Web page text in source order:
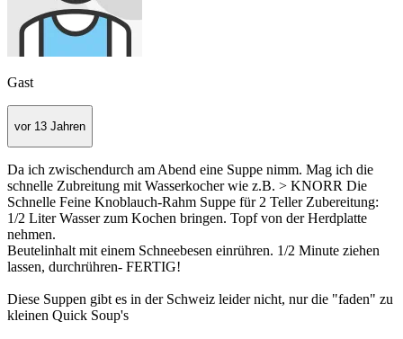
Gast
vor 13 Jahren
Da ich zwischendurch am Abend eine Suppe nimm. Mag ich die
schnelle Zubreitung mit Wasserkocher wie z.B. > KNORR Die
Schnelle Feine Knoblauch-Rahm Suppe für 2 Teller Zubereitung:
1/2 Liter Wasser zum Kochen bringen. Topf von der Herdplatte
nehmen.
Beutelinhalt mit einem Schneebesen einrühren. 1/2 Minute ziehen
lassen, durchrühren- FERTIG!
Diese Suppen gibt es in der Schweiz leider nicht, nur die "faden" zu
kleinen Quick Soup's